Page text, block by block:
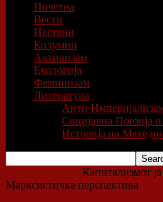
Почетна
Вести
Настани
Колумни
Активизам
Екологија
Феминизам
Литература
Анти
Социјална Поезија
Историја на
Капитализмот
Марксистичка перспектива